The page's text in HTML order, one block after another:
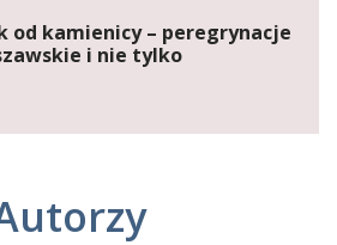
od kamienicy – peregrynacje
i nie tylko